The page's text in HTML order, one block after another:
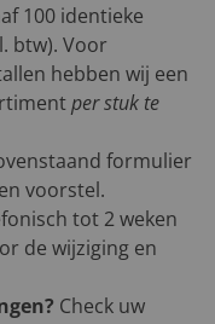
100 identieke
btw). Voor
hebben wij een
per stuk te
formulier
voorstel.
tot 2 weken
de wijziging en
Check uw